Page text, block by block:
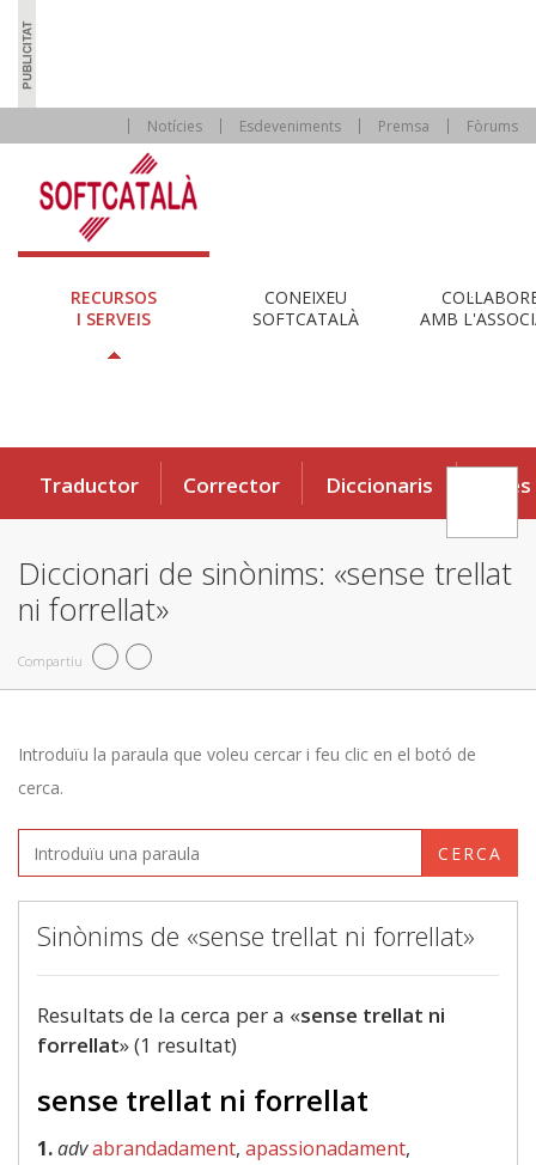
Notícies Esdeveniments Premsa Fòrums
RECURSOS
I SERVEIS
CONEIXEU
SOFTCATALÀ
AMB
Traductor Corrector Diccionaris Eines
Diccionari de sinònims: «sense trellat
ni forrellat»
Compartiu
Introduïu la paraula que voleu cercar i feu clic en el botó de
cerca.
CERCA
Sinònims de «sense trellat ni forrellat»
Resultats de la cerca per a «sense trellat ni
forrellat» (1 resultat)
sense trellat ni forrellat
1.advabrandadament, apassionadament,